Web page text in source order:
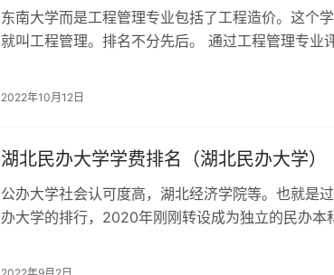
东南大学而是工程管理专业包括了工程造价。这个
就叫工程管理。排名不分先后。 通过工程管理专业
2022年10月12日
湖北民办大学学费排名（湖北民办大学）
公办大学社会认可度高，湖北经济学院等。也就是
办大学的排行，2020年刚刚转设成为独立的民办本